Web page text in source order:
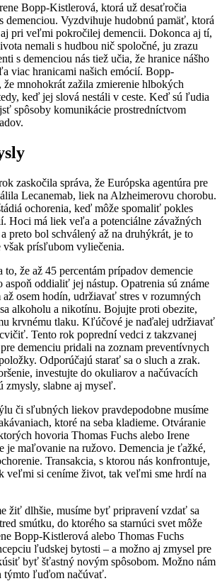
Bopp-Kistlerová, ktorá už desaťročia
demenciou. Vyzdvihuje hudobnú pamäť, ktorá
aj pri veľmi pokročilej demencii. Dokonca aj tí,
nemali s hudbou nič spoločné, ju zrazu
s demenciou nás tiež učia, že hranice nášho
viac hranicami našich emócií. Bopp-
mnohokrát zažila zmierenie hlbokých
keď jej slová nestáli v ceste. Keď sú ľudia
spôsoby komunikácie prostredníctvom
zaskočila správa, že Európska agentúra pre
Lecanemab, liek na Alzheimerovu chorobu.
ochorenia, keď môže spomaliť pokles
Hoci má liek veľa a potenciálne závažných
preto bol schválený až na druhýkrát, je to
však prísľubom vyliečenia.
že až 45 percentám prípadov demencie
aspoň oddialiť jej nástup. Opatrenia sú známe
osem hodín, udržiavať stres v rozumných
alkoholu a nikotínu. Bojujte proti obezite,
krvnému tlaku. Kľúčové je naďalej udržiavať
Tento rok poprední vedci z takzvanej
demenciu pridali na zoznam preventívnych
Odporúčajú starať sa o sluch a zrak.
investujte do okuliarov a načúvacích
zmysly, slabne aj myseľ.
či sľubných liekov pravdepodobne musíme
ktoré na seba kladieme. Otváranie
hovoria Thomas Fuchs alebo Irene
je maľovanie na ružovo. Demencia je ťažké,
Transakcia, s ktorou nás konfrontuje,
veľmi si ceníme život, tak veľmi sme hrdí na
žiť dlhšie, musíme byť pripravení vzdať sa
smútku, do ktorého sa starnúci svet môže
Bopp-Kistlerová alebo Thomas Fuchs
ľudskej bytosti – a možno aj zmysel pre
byť šťastný novým spôsobom. Možno nám
týmto ľuďom načúvať.